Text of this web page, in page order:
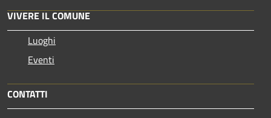
VIVERE IL COMUNE
Luoghi
Eventi
CONTATTI